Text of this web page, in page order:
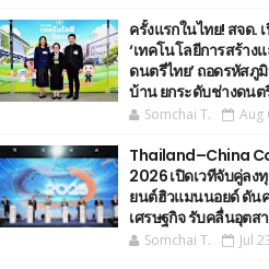
ครั้งแรกในไทย! สจด.
‘เทคโนโลยีการสร้าง
ดนตรีไทย’ ​ถอดรหัส
บ้าน ยกระดับช่างดน
Somchai T. Aug
Thailand–China
2026 เปิดเวทีจับคู่ล
ยนต์ฮิวแมนนอยด์ ดัน
เศรษฐกิจ รับคลื่นอุตส
Somchai T. Jul